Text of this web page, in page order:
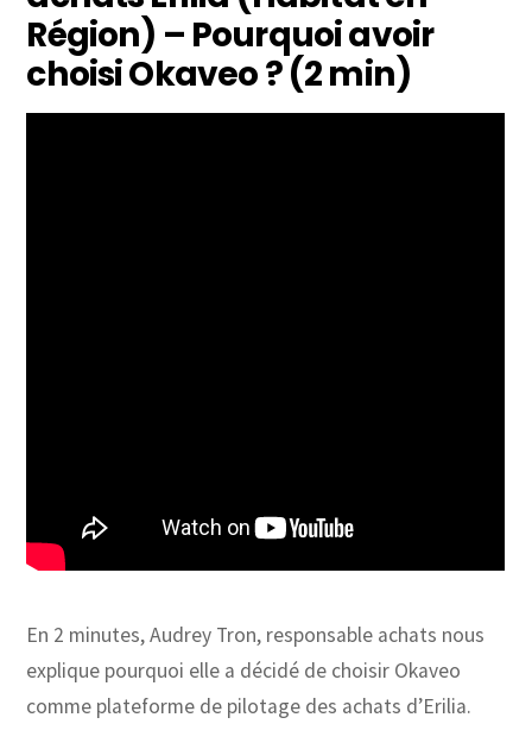
Région) – Pourquoi avoir
choisi Okaveo ? (2 min)
En 2 minutes, Audrey Tron, responsable achats nous
explique pourquoi elle a décidé de choisir Okaveo
comme plateforme de pilotage des achats d’Erilia.